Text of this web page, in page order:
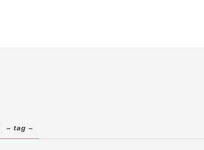
– tag –